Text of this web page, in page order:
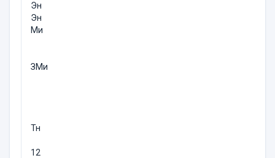
Эн
Эн
Ми
ЗМи
Тн
12